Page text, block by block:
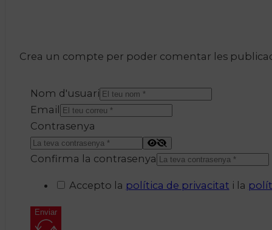
Crea un compte per poder comentar les
Nom d'usuari
Email
Contrasenya
Confirma la contrasenya
Accepto la política de privacitat i la
Enviar